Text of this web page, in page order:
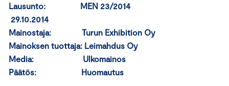
Lausunto: MEN 23/2014
29.10.2014
Mainostaja: Turun Exhibition Oy
Mainoksen tuottaja: Leimahdus Oy
Media: Ulkomainos
Päätös: Huomautus